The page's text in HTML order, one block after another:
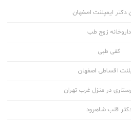
دکتر ایمپلنت اصفهان
داروخانه زوج طب
کفی طبی
اقساطی اصفهان
در منزل غرب تهران
قلب شاهرود